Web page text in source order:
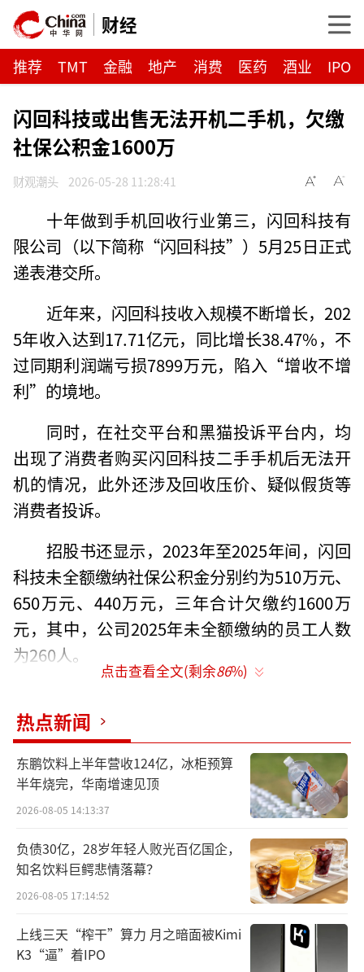
财经
推荐 TMT 金融 地产 消费 医药 酒业 IPO
闪回科技或出售无法开机二手机，欠缴
社保公积金1600万
财观潮头 2026-05-28 11:28:41
十年做到手机回收行业第三，闪回科技有
限公司（以下简称“闪回科技”）5月25日正式
递表港交所。
近年来，闪回科技收入规模不断增长，202
5年收入达到17.71亿元，同比增长38.47%，不
过同期利润端亏损7899万元，陷入“增收不增
利”的境地。
同时，在社交平台和黑猫投诉平台内，均
出现了消费者购买闪回科技二手手机后无法开
机的情况，此外还涉及回收压价、疑似假货等
消费者投诉。
招股书还显示，2023年至2025年间，闪回
科技未全额缴纳社保公积金分别约为510万元、
650万元、440万元，三年合计欠缴约1600万
元，其中，公司2025年未全额缴纳的员工人数
为260人。
闪回科技自2016年成立至今已有十年，业
务模式简单而言分为三部分：回收二手手机等
电子产品、检测分级与定价、翻新后售出。
费电子产品通过“以旧换新”采购。例如消费
者去华为、小米、Vivo等品牌专卖店购买新手
机时，可以通过旧手机折价抵扣一部分钱，这
部分店铺就是公司的供应渠道之一，也就是其
招股书中所说的“上游采购合作伙伴”。
点击查看全文(剩余86%)
热点新闻
东鹏饮料上半年营收124亿，冰柜预算
半年烧完，华南增速见顶
2026-08-05 14:13:37
负债30亿，28岁年轻人败光百亿国企，
知名饮料巨鳄悲情落幕？
2026-08-05 17:14:52
上线三天“榨干”算力 月之暗面被Kimi
K3“逼”着IPO